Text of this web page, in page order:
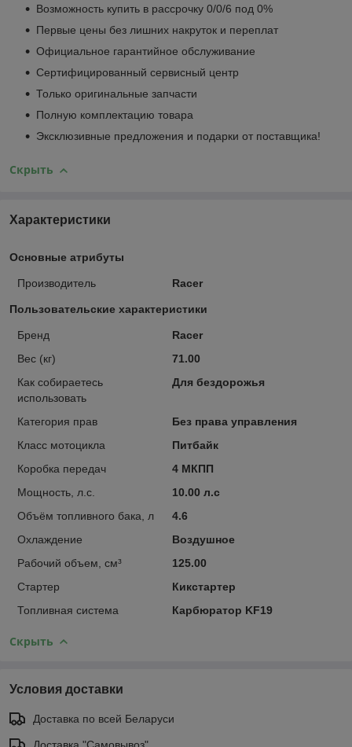
Возможность купить в рассрочку 0/0/6 под 0%
Первые цены без лишних накруток и переплат
Официальное гарантийное обслуживание
Сертифицированный сервисный центр
Только оригинальные запчасти
Полную комплектацию товара
Эксклюзивные предложения и подарки от поставщика!
Скрыть
Характеристики
Основные атрибуты
Производитель Racer
Пользовательские характеристики
Бренд
Racer
Вес (кг)
71.00
Как собираетесь
использовать
Для бездорожья
Категория прав
Без права управления
Класс мотоцикла
Питбайк
Коробка передач
4 МКПП
Мощность, л.с.
10.00 л.с
Объём топливного бака, л
4.6
Охлаждение
Воздушное
Рабочий объем, см³
125.00
Стартер
Кикстартер
Топливная система
Карбюратор KF19
Скрыть
Условия доставки
Доставка по всей Беларуси
Доставка "Самовывоз"